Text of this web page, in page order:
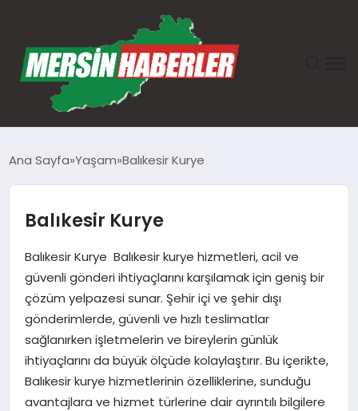
GÜNDEM
EKONOMI
SAĞLIK
TEKNOLOJI
SPOR
YAŞAM
Ana Sayfa Yaşam Balıkesir Kurye
Balıkesir Kurye
Balıkesir Kurye Balıkesir kurye hizmetleri, acil ve
güvenli gönderi ihtiyaçlarını karşılamak için geniş bir
çözüm yelpazesi sunar. Şehir içi ve şehir dışı
gönderimlerde, güvenli ve hızlı teslimatlar
sağlanırken işletmelerin ve bireylerin günlük
ihtiyaçlarını da büyük ölçüde kolaylaştırır. Bu içerikte,
Balıkesir kurye hizmetlerinin özelliklerine, sunduğu
avantajlara ve hizmet türlerine dair ayrıntılı bilgilere